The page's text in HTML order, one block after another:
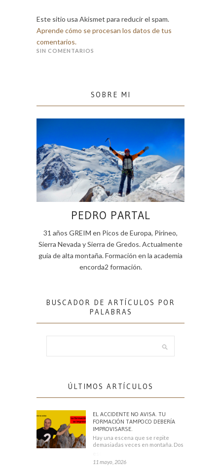
Este sitio usa Akismet para reducir el spam.
Aprende cómo se procesan los datos de tus
comentarios.
SIN COMENTARIOS
SOBRE MI
PEDRO PARTAL
31 años GREIM en Picos de Europa, Pirineo,
Sierra Nevada y Sierra de Gredos. Actualmente
guía de alta montaña. Formación en la academia
encorda2 formación.
BUSCADOR DE ARTÍCULOS POR
PALABRAS
ÚLTIMOS ARTÍCULOS
EL ACCIDENTE NO AVISA. TU
FORMACIÓN TAMPOCO DEBERÍA
IMPROVISARSE.
Hay una escena que se repite
demasiadas veces en montaña. Dos
11 mayo, 2026